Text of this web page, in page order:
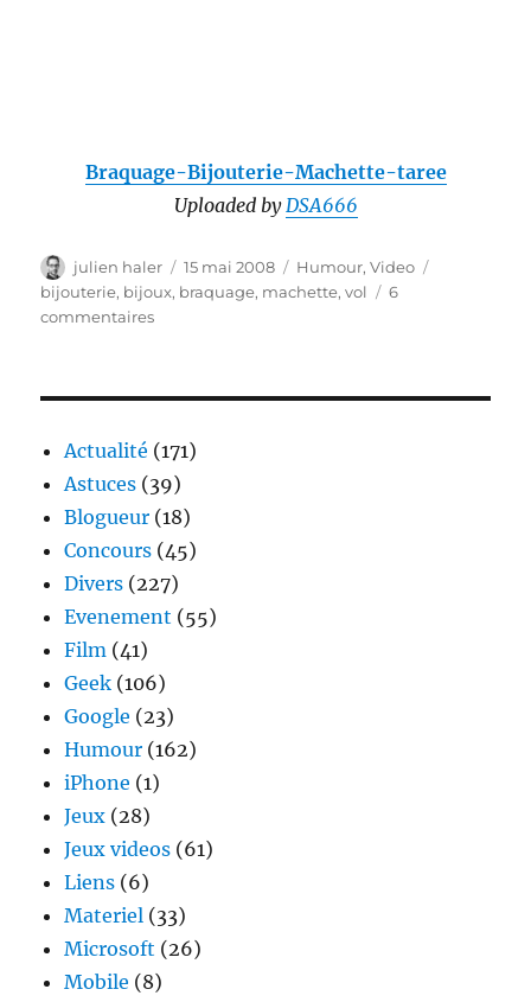
Braquage-Bijouterie-Machette-taree
Uploaded byDSA666
Auteur
julien haler
Publié
le
15 mai 2008 Catégories
Humour,Video
bijouterie, bijoux, braquage, machette,vol
6
commentairessur
ou
sans
machette
Actualité (171)
Astuces (39)
Blogueur (18)
Concours (45)
Divers (227)
Evenement (55)
Film (41)
Geek (106)
Google (23)
Humour (162)
iPhone (1)
Jeux (28)
Jeux videos (61)
Liens (6)
Materiel (33)
Microsoft (26)
Mobile (8)